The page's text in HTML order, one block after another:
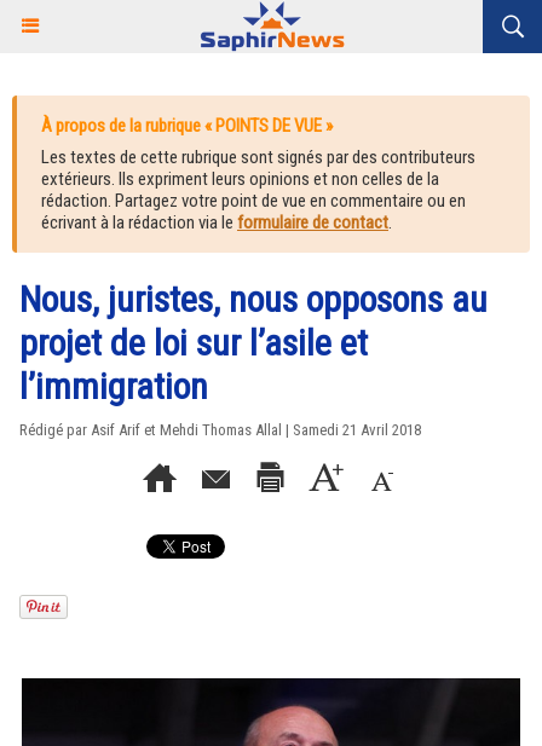
À propos de la rubrique « POINTS DE VUE »
Les textes de cette rubrique sont signés par des contributeurs
extérieurs. Ils expriment leurs opinions et non celles de la
rédaction. Partagez votre point de vue en commentaire ou en
écrivant à la rédaction via le formulaire de contact.
Nous, juristes, nous opposons au
projet de loi sur l’asile et
l’immigration
Rédigé par Asif Arif et Mehdi Thomas Allal | Samedi 21 Avril 2018